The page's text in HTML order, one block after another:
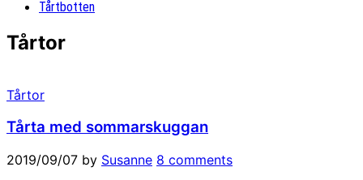
Tårtbotten
Tårtor
Tårtor
Tårta med sommarskuggan
2019/09/07 by Susanne 8 comments